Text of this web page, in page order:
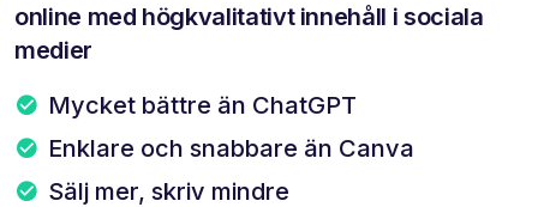
online med högkvalitativt innehåll i sociala
medier
Mycket bättre än ChatGPT
Enklare och snabbare än Canva
Sälj mer, skriv mindre